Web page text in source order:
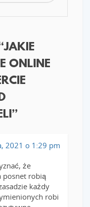
JAKIE
ONLINE
”
2021 o 1:29 pm
że
posnet robią
każdy
robi